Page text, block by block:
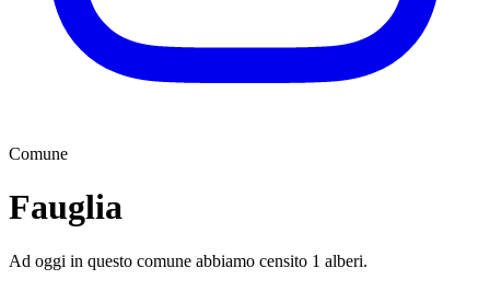
Comune
Fauglia
Ad oggi in questo comune abbiamo censito 1 alberi.